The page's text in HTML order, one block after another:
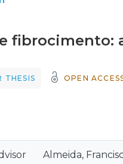
fibrocimento:
THESIS OPEN
Almeida,